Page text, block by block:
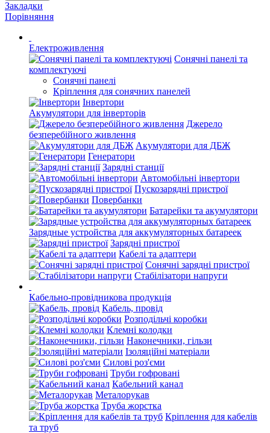
Закладки
Порівняння
Електроживлення
Сонячні панелі та
комплектуючі
Сонячні панелі
Кріплення для сонячних панелей
Інвертори
Акумулятори для інверторів
Джерело
безперебійного живлення
Акумулятори для ДБЖ
Генератори
Зарядні станції
Автомобільні інвертори
Пускозарядні пристрої
Повербанки
Батарейки та акумулятори
Зарядные устройства для аккумуляторных батареек
Зарядні пристрої
Кабелі та адаптери
Сонячні зарядні пристрої
Стабілізатори напруги
Кабельно-провідникова продукція
Кабель, провід
Розподільчі коробки
Клемні колодки
Наконечники, гільзи
Ізоляційні матеріали
Силові роз'єми
Труби гофровані
Кабельний канал
Металорукав
Труба жорстка
Кріплення для кабелів
та труб